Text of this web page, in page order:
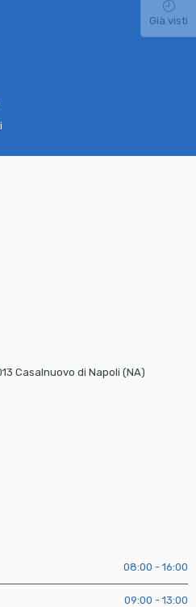
Casalnuovo di Napoli (NA)
08:00 - 16:00
09:00 - 13:00
Già visti